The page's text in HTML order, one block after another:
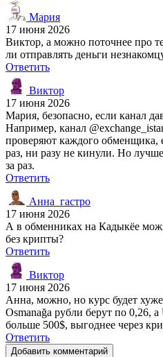
Мария
17 июня 2026
Виктор, а можно поточнее про
ли отправлять деньги
Ответить
Виктор
17 июня 2026
Мария, безопасно, если канал
Например, канал
проверяют каждого обменщика,
раз, ни разу не кинули. Но
за раз.
Ответить
Анна_гастро
17 июня 2026
А в обменниках на Кадыкёе
без крипты?
Ответить
Виктор
17 июня 2026
Анна, можно, но курс будет
Osmanağa рубли берут по 0,26,
больше 500$, выгоднее через
Ответить
Добавить комментарий